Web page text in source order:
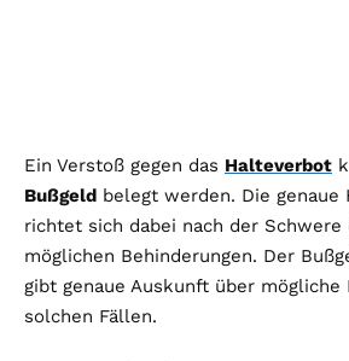
Ein Verstoß gegen das Halteverbot
Bußgeld belegt werden. Die genaue
richtet sich dabei nach der Schwere
möglichen Behinderungen. Der
gibt genaue Auskunft über mögliche
solchen Fällen.